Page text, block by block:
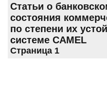
Статьи о
состояния
по степени их
системе CAMEL
Страница 1